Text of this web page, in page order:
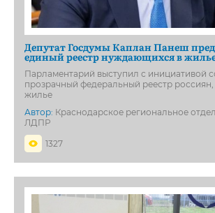
Депутат Госдумы Каплан Панеш
единый реестр нуждающихся в
Парламентарий выступил с инициативой
прозрачный федеральный реестр
жилье
Автор: Краснодарское региональное
ЛДПР
1327